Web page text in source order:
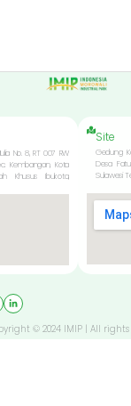
No. 8, RT 007 RW
Kembangan, Kota
Khusus Ibukota,
Site
Gedung
Desa
Sulawesi
© 2024 IMIP | All rights